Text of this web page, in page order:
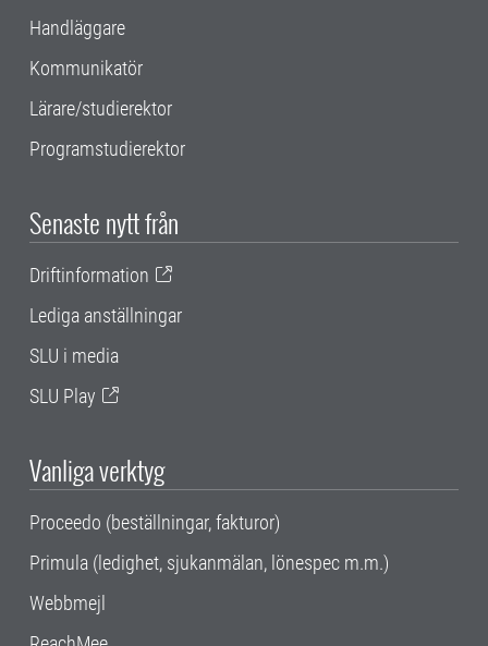
Handläggare
Kommunikatör
Lärare/studierektor
Programstudierektor
Senaste nytt från
Driftinformation
Lediga anställningar
SLU i media
SLU Play
Vanliga verktyg
Proceedo (beställningar, fakturor)
Primula (ledighet, sjukanmälan, lönespec m.m.)
Webbmejl